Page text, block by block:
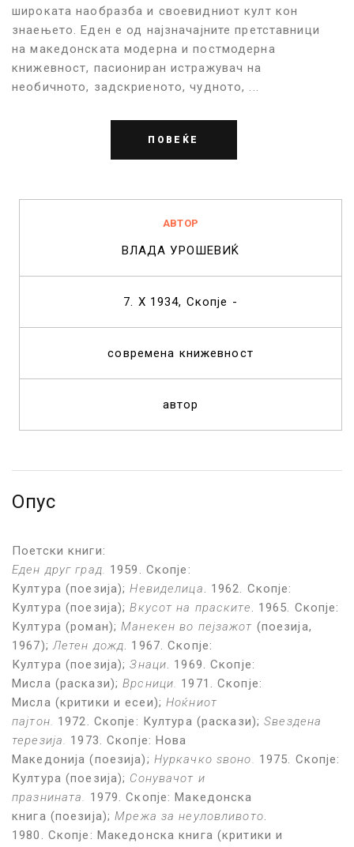
широката наобразба и своевидниот култ кон
знаењето. Еден е од најзначајните претставници
на македонската модерна и постмодерна
книжевност, пасиониран истражувач на
необичното, задскриеното, чудното, ...
ПОВЕЌЕ
АВТОР
ВЛАДА УРОШЕВИЌ
7. Х 1934, Скопје -
современа книжевност
автор
Опус
Поетски книги:
Еден друг град.
1959. Скопје:
Култура (поезија);Невиделица . 1962. Скопје:
Култура (поезија);Вкусот на праските . 1965. Скопје:
Култура (роман);Манекен во пејзажот (поезија,
1967); Летен дожд . 1967. Скопје:
Култура (поезија);Знаци . 1969. Скопје:
Мисла (раскази);Врсници.
1971. Скопје:
Мисла (критики и есеи); Ноќниот
пајтон.
1972. Скопје: Култура (раскази);Ѕвездена
терезија.
1973. Скопје: Нова
Македонија (поезија); Нуркачко ѕвоно.
1975. Скопје:
Култура (поезија); Сонувачот и
празнината.
1979. Скопје: Македонска
книга (поезија);Мрежа за неуловливото
1980. Скопје: Македонска книга (критики и